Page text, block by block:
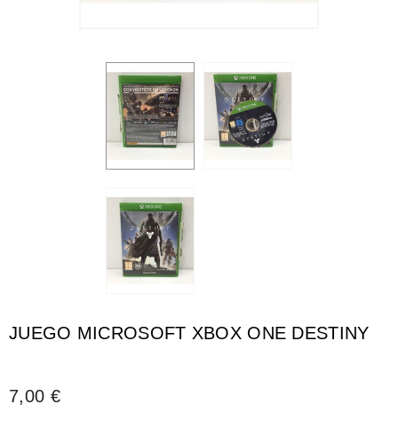
JUEGO MICROSOFT XBOX ONE DESTINY
7,00 €